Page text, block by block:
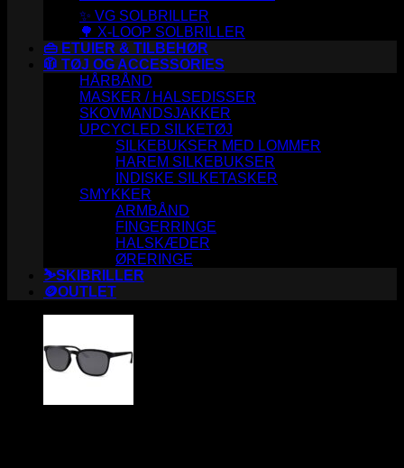
✨ VG SOLBRILLER
🌳 X-LOOP SOLBRILLER
👜 ETUIER & TILBEHØR
🧥 TØJ OG ACCESSORIES
HÅRBÅND
MASKER / HALSEDISSER
SKOVMANDSJAKKER
UPCYCLED SILKETØJ
SILKEBUKSER MED LOMMER
HAREM SILKEBUKSER
INDISKE SILKETASKER
SMYKKER
ARMBÅND
FINGERRINGE
HALSKÆDER
ØRERINGE
⛷️SKIBRILLER
🪙OUTLET